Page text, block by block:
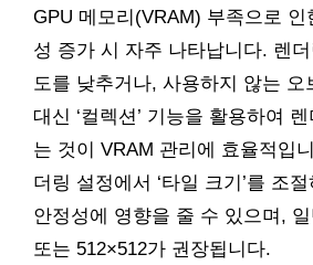
GPU 메모리(VRAM) 부족으로
성 증가 시 자주 나타납니다. 렌
도를 낮추거나, 사용하지 않는 오
대신 ‘컬렉션’ 기능을 활용하여
는 것이 VRAM 관리에 효율적입
더링 설정에서 ‘타일 크기’를 조
안정성에 영향을 줄 수 있으며,
또는 512×512가 권장됩니다.